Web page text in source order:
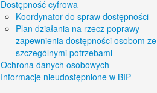
Dostępność cyfrowa
Koordynator do spraw dostępności
Plan działania na rzecz poprawy
zapewnienia dostępności osobom ze
szczególnymi potrzebami
Ochrona danych osobowych
Informacje nieudostępnione w BIP